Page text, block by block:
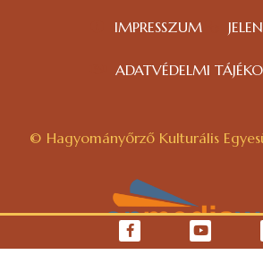
IMPRESSZUM
ADATVÉDELMI
© Hagyományőrző Kulturális
WEBOLDAL